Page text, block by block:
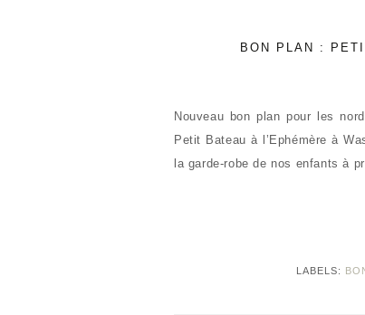
BON PLAN :
Nouveau bon plan pour les
Petit Bateau à l’Ephémère à
la garde-robe de nos enfants
LABELS: